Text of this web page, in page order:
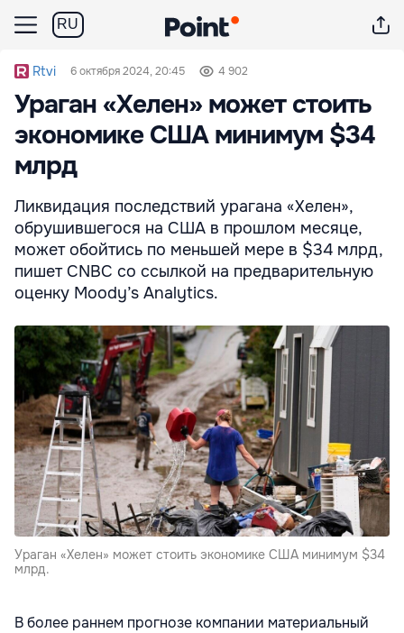
RU
Rtvi 6 октября 2024, 20:45 4 902
Ураган «Хелен» может стоить
экономике США минимум $34
млрд
Ликвидация последствий урагана «Хелен»,
обрушившегося на США в прошлом месяце,
может обойтись по меньшей мере в $34 млрд,
пишет CNBC со ссылкой на предварительную
оценку Moody’s Analytics.
Ураган «Хелен» может стоить экономике США минимум $34
млрд.
В более раннем прогнозе компании материальный